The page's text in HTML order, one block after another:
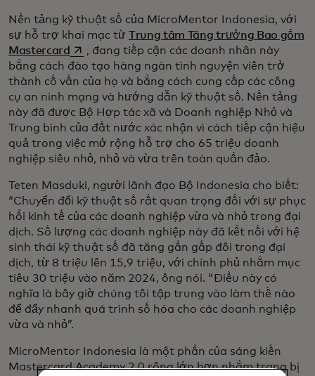
Nền tảng kỹ thuật số của MicroMentor Indonesia, với
sự hỗ trợ khai mạc từ Trung tâm Tăng trưởng Bao gồm
Mastercard opens in a new tab
, đang tiếp cận các doanh nhân này
bằng cách đào tạo hàng ngàn tình nguyện viên trở
thành cố vấn của họ và bằng cách cung cấp các công
cụ an ninh mạng và hướng dẫn kỹ thuật số. Nền tảng
này đã được Bộ Hợp tác xã và Doanh nghiệp Nhỏ và
Trung bình của đất nước xác nhận vì cách tiếp cận hiệu
quả trong việc mở rộng hỗ trợ cho 65 triệu doanh
nghiệp siêu nhỏ, nhỏ và vừa trên toàn quần đảo.
Teten Masduki, người lãnh đạo Bộ Indonesia cho biết:
“Chuyển đổi kỹ thuật số rất quan trọng đối với sự phục
hồi kinh tế của các doanh nghiệp vừa và nhỏ trong đại
dịch. Số lượng các doanh nghiệp này đã kết nối với hệ
sinh thái kỹ thuật số đã tăng gần gấp đôi trong đại
dịch, từ 8 triệu lên 15,9 triệu, với chính phủ nhắm mục
tiêu 30 triệu vào năm 2024, ông nói. “Điều này có
nghĩa là bây giờ chúng tôi tập trung vào làm thế nào
để đẩy nhanh quá trình số hóa cho các doanh nghiệp
vừa và nhỏ”.
MicroMentor Indonesia là một phần của sáng kiến
Mastercard Academy 2.0 rộng lớn hơn nhằm trang bị